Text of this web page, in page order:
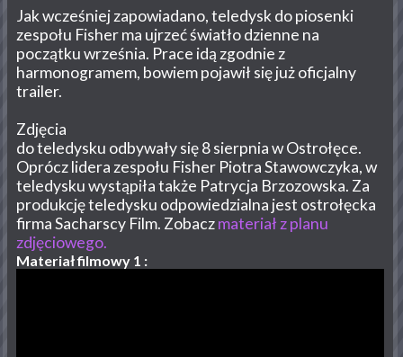
Jak wcześniej zapowiadano, teledysk do piosenki
zespołu Fisher ma ujrzeć światło dzienne na
początku września. Prace idą zgodnie z
harmonogramem, bowiem pojawił się już oficjalny
trailer.
Zdjęcia
do teledysku odbywały się 8 sierpnia w Ostrołęce.
Oprócz lidera zespołu Fisher Piotra Stawowczyka, w
teledysku wystąpiła także Patrycja Brzozowska. Za
produkcję teledysku odpowiedzialna jest ostrołęcka
firma Sacharscy Film. Zobaczmateriał z planu
zdjęciowego.
Materiał filmowy 1 :